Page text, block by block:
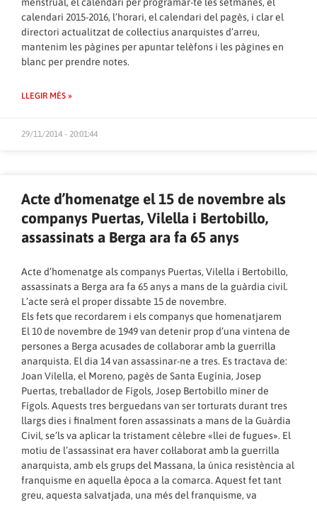
calendari 2015-2016, l’horari, el calendari del pagès, i clar el
directori actualitzat de col·lectius anarquistes d’arreu,
mantenim les pàgines per apuntar telèfons i les pàgines en
blanc per prendre notes.
LLEGIR MÉS »
29/11/2014 - 20:01:44
Acte d’homenatge el 15 de novembre als
companys Puertas, Vilella i Bertobillo,
assassinats a Berga ara fa 65 anys
Acte d’homenatge als companys Puertas, Vilella i Bertobillo,
assassinats a Berga ara fa 65 anys a mans de la guàrdia civil.
L’acte serà el proper dissabte 15 de novembre.
Els fets que recordarem i els companys que homenatjarem
El 10 de novembre de 1949 van detenir prop d’una vintena de
persones a Berga acusades de col·laborar amb la guerrilla
anarquista. El dia 14 van assassinar-ne a tres. Es tractava de:
Joan Vilella, el Moreno, pagès de Santa Eugínia, Josep
Puertas, treballador de Fígols, Josep Bertobillo miner de
Fígols. Aquests tres berguedans van ser torturats durant tres
llargs dies i finalment foren assassinats a mans de la Guàrdia
Civil, se’ls va aplicar la tristament cèlebre «llei de fugues». El
motiu de l’assassinat era haver col·laborat amb la guerrilla
anarquista, amb els grups del Massana, la única resistència al
franquisme en aquella època a la comarca. Aquest fet tant
greu, aquesta salvatjada, una més del franquisme, va